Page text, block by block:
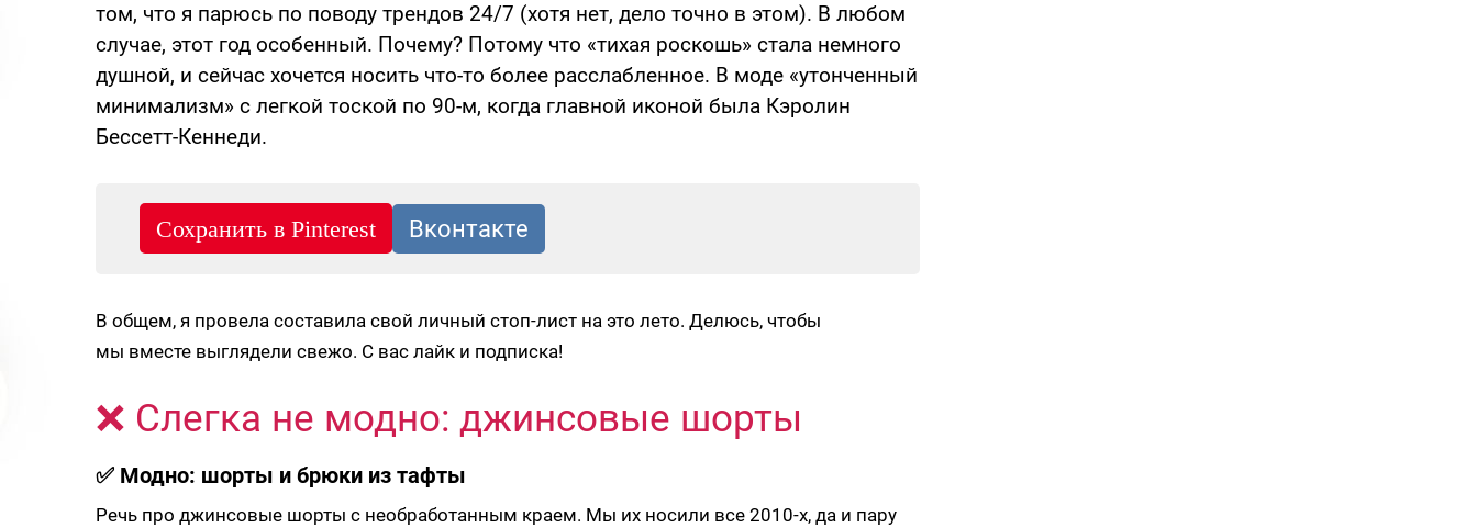
том, что я парюсь по поводу трендов 24/7 (хотя нет, дело точно в этом). В любом
случае, этот год особенный. Почему? Потому что «тихая роскошь» стала немного
душной, и сейчас хочется носить что-то более расслабленное. В моде «утонченный
минимализм» с легкой тоской по 90-м, когда главной иконой была Кэролин
Бессетт-Кеннеди.
В общем, я провела составила свой личный стоп-лист на это лето. Делюсь, чтобы
мы вместе выглядели свежо. С вас лайк и подписка!
❌ Слегка не модно: джинсовые шорты
✅ Модно: шорты и брюки из тафты
Речь про джинсовые шорты с необработанным краем. Мы их носили все 2010-х, да и пару